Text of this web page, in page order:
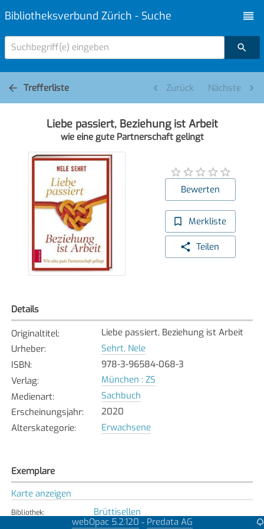
Bibliotheksverbund Zürich - Suche
Suchbegriff(e) eingeben
Trefferliste Zurück Nächste
Liebe passiert, Beziehung ist Arbeit
wie eine gute Partnerschaft gelingt
Bewerten
Merkliste
Teilen
Details
Originaltitel:
Liebe passiert, Beziehung ist Arbeit
Urheber:
Sehrt, Nele
ISBN:
978-3-96584-068-3
Verlag:
München : ZS
Medienart:
Sachbuch
Erscheinungsjahr:
2020
Alterskategorie: Erwachsene
Exemplare
Karte anzeigen
Bibliothek: Brüttisellen
Verfügbar
webOpac 5.2.120 - Predata AG